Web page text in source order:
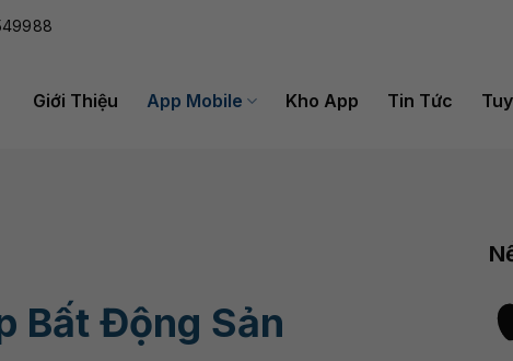
Giới Thiệu App Mobile Kho App Tin Tức
Bất Động Sản